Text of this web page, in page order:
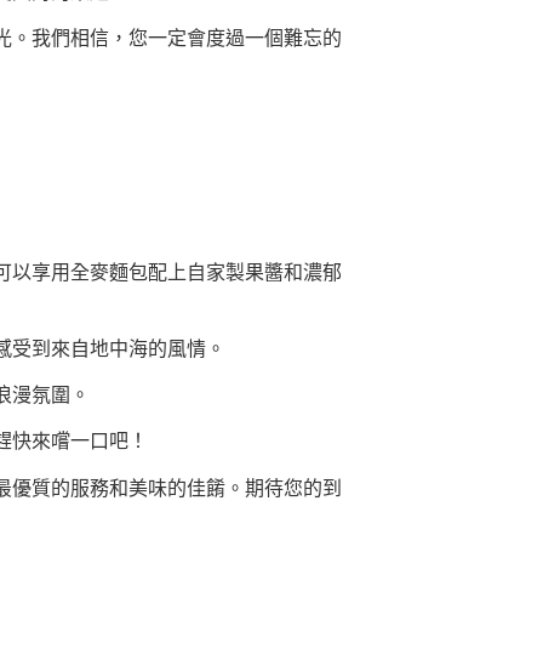
。我們相信，您一定會度過一個難忘的
以享用全麥麵包配上自家製果醬和濃郁
到來自地中海的風情。
漫氛圍。
來嚐一口吧！
質的服務和美味的佳餚。期待您的到